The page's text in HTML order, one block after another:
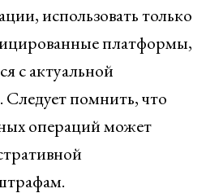
использовать только
платформы,
с актуальной
помнить, что
операций может